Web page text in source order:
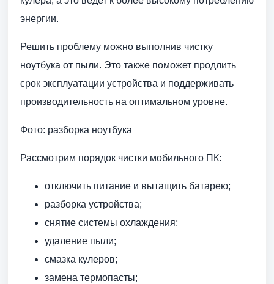
энергии.
Решить проблему можно выполнив чистку
ноутбука от пыли. Это также поможет продлить
срок эксплуатации устройства и поддерживать
производительность на оптимальном уровне.
Фото: разборка ноутбука
Рассмотрим порядок чистки мобильного ПК:
отключить питание и вытащить батарею;
разборка устройства;
cнятие системы охлаждения;
удаление пыли;
смазка кулеров;
замена термопасты;